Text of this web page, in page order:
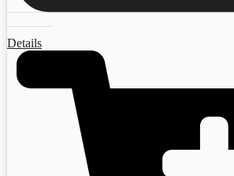
Details